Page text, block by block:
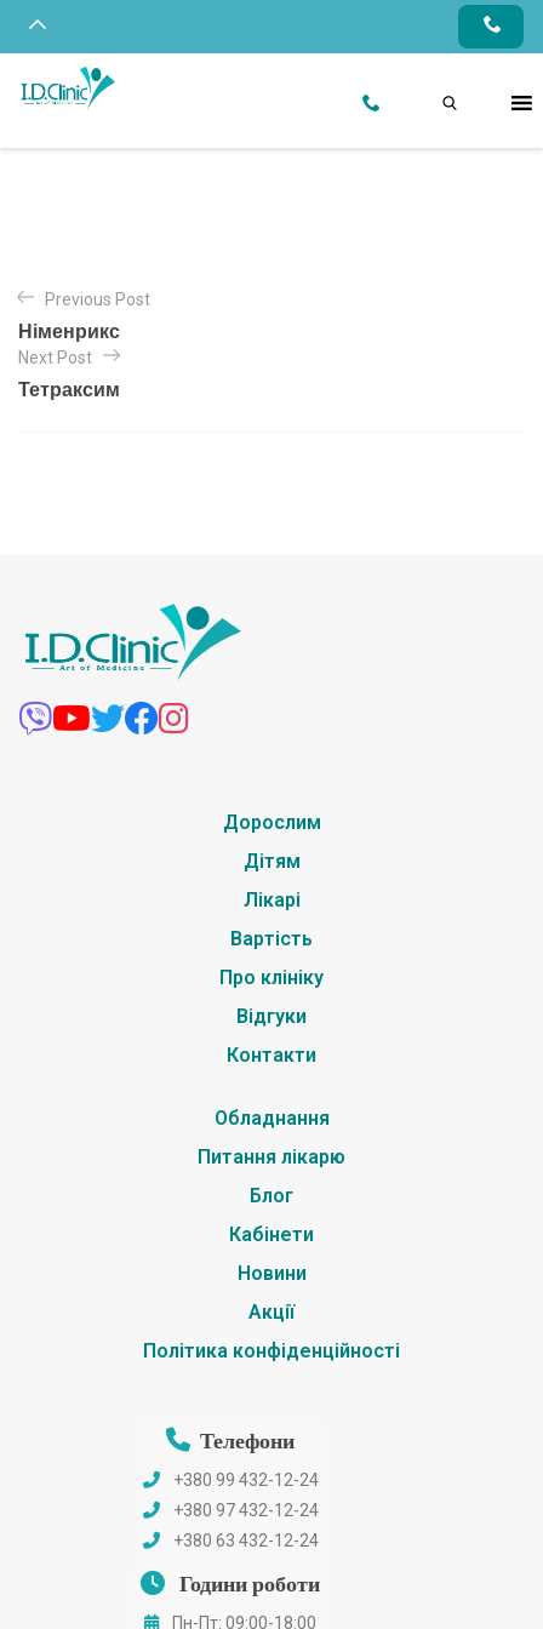
Previous Post
Німенрикс
Next Post
Тетраксим
Дорослим
Дітям
Лікарі
Вартість
Про клініку
Відгуки
Контакти
Обладнання
Питання лікарю
Блог
Кабінети
Новини
Акції
Політика конфіденційності
Телефони
+380 99 432-12-24
+380 97 432-12-24
+380 63 432-12-24
Години роботи
Пн-Пт: 09:00-18:00